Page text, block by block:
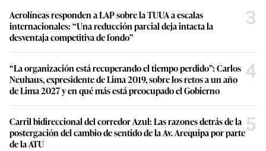
Aerolíneas responden a LAP sobre la TUUA a escalas
internacionales: “Una reducción parcial deja intacta la
desventaja competitiva de fondo”
3
“La organización está recuperando el tiempo perdido”: Carlos
Neuhaus, expresidente de Lima 2019, sobre los retos a un año
de Lima 2027 y en qué más está preocupado el Gobierno
4
Carril bidireccional del corredor Azul: Las razones detrás de la
postergación del cambio de sentido de la Av. Arequipa por parte
de la ATU
5